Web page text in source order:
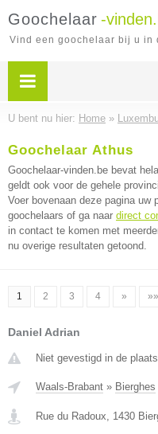
Goochelaar -
Vind een goochelaar bij u in
U bent nu hier: Home »
Goochelaar Athus
Goochelaar-vinden.be bevat
geldt ook voor de gehele
Voer bovenaan deze pagina
goochelaars of ga naar direct
in contact te komen met
nu overige resultaten getoond.
1 2 3 4 » »»
Daniel Adrian
Niet gevestigd in de
Waals-Brabant » Bierghes
Rue du Radoux, 1430